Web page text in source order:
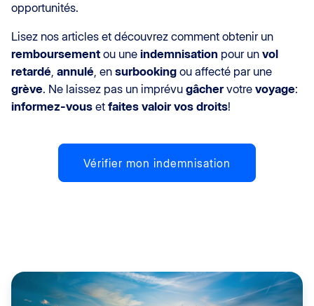
opportunités.
Lisez nos articles et découvrez comment obtenir un
remboursement ou une indemnisation pour un vol
retardé, annulé, en surbooking ou affecté par une
grève. Ne laissez pas un imprévu gâchervotre voyage:
informez-vous et faites valoir vos droits!
Vérifier mon indemnisation